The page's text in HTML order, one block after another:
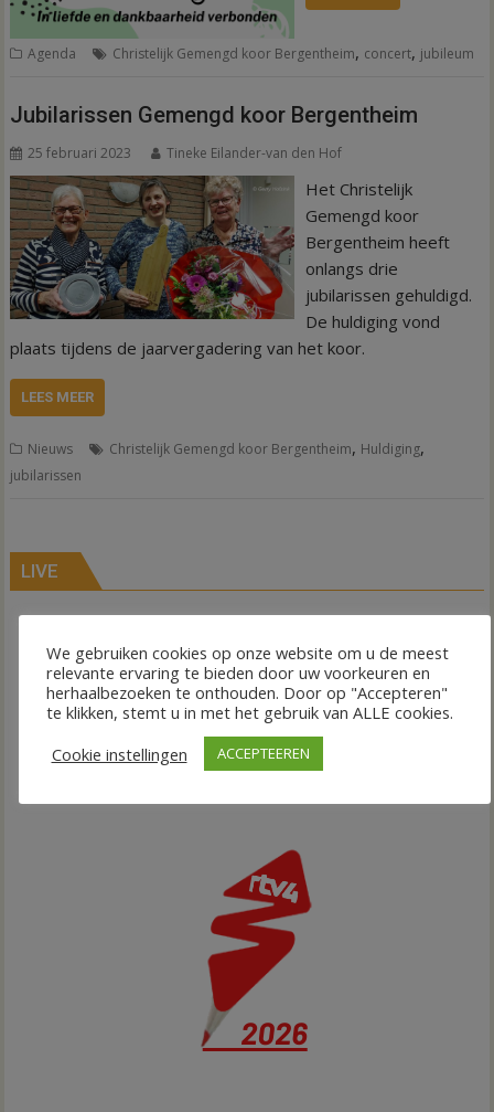
Agenda Christelijk Gemengd koor Bergentheim, concert, jubileum
Jubilarissen Gemengd koor Bergentheim
25 februari 2023 Tineke Eilander-van den Hof
Het Christelijk
Gemengd koor
Bergentheim heeft
onlangs drie
jubilarissen gehuldigd.
De huldiging vond
plaats tijdens de jaarvergadering van het koor.
LEES MEER
Nieuws Christelijk Gemengd koor Bergentheim, Huldiging,
jubilarissen
LIVE
We gebruiken cookies op onze website om u de meest
relevante ervaring te bieden door uw voorkeuren en
herhaalbezoeken te onthouden. Door op "Accepteren"
te klikken, stemt u in met het gebruik van ALLE cookies.
Cookie instellingen
ACCEPTEEREN